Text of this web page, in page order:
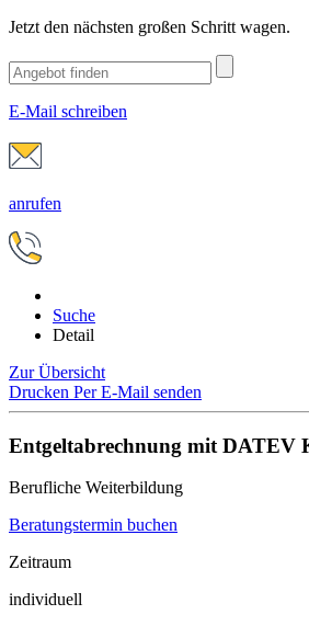
Jetzt den nächsten großen Schritt wagen.
E-Mail schreiben
anrufen
Suche
Detail
Zur Übersicht
Drucken Per E-Mail senden
Entgeltabrechnung mit DATEV
Berufliche Weiterbildung
Beratungstermin buchen
Zeitraum
individuell